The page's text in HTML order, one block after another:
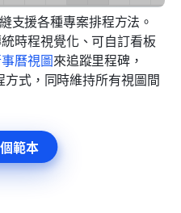
支援各種專案排程方法。
時程視覺化、可自訂看板
曆視圖來追蹤里程碑，
式，同時維持所有視圖間
範本